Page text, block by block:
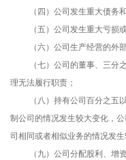
（四）公司发生重大债务
（五）公司发生重大亏损
（六）公司生产经营的外
（七）公司的董事、三分
理无法履行职责；
（八）持有公司百分之五
制公司的情况发生较大变化，
司相同或者相似业务的情况发生
（九）公司分配股利、增